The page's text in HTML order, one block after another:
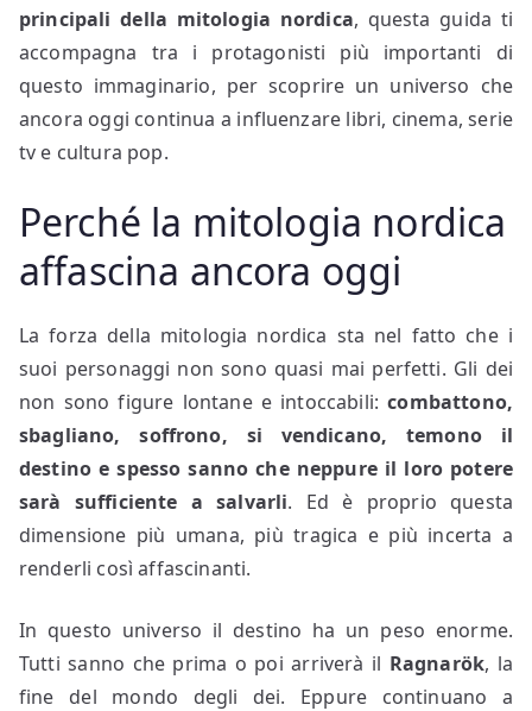
principali della mitologia nordica, questa guida ti
accompagna tra i protagonisti più importanti di
questo immaginario, per scoprire un universo che
ancora oggi continua a influenzare libri, cinema, serie
tv e cultura pop.
Perché la mitologia nordica
affascina ancora oggi
La forza della mitologia nordica sta nel fatto che i
suoi personaggi non sono quasi mai perfetti. Gli dei
non sono figure lontane e intoccabili:combattono,
sbagliano, soffrono, si vendicano, temono il
destino e spesso sanno che neppure il loro potere
sarà sufficiente a salvarli. Ed è proprio questa
dimensione più umana, più tragica e più incerta a
renderli così affascinanti.
In questo universo il destino ha un peso enorme.
Tutti sanno che prima o poi arriverà il Ragnarök, la
fine del mondo degli dei. Eppure continuano a